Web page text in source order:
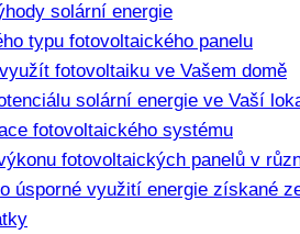
solární energie
typu fotovoltaického panelu
fotovoltaiku ve Vašem domě
solární energie ve Vaší
fotovoltaického systému
fotovoltaických panelů v
úsporné využití energie získané